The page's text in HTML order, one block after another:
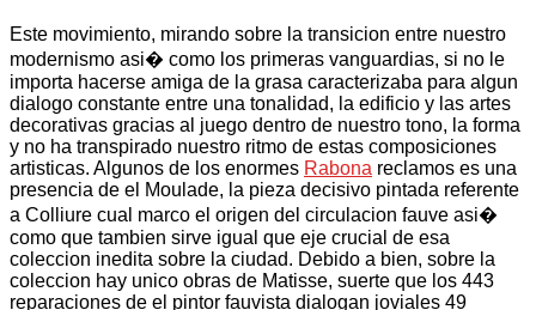
Este movimiento, mirando sobre la transicion entre nuestro
modernismo asi� como los primeras vanguardias, si no le
importa hacerse amiga de la grasa caracterizaba para algun
dialogo constante entre una tonalidad, la edificio y las artes
decorativas gracias al juego dentro de nuestro tono, la forma
y no ha transpirado nuestro ritmo de estas composiciones
artisticas. Algunos de los enormes Rabona reclamos es una
presencia de el Moulade, la pieza decisivo pintada referente
a Colliure cual marco el origen del circulacion fauve asi�
como que tambien sirve igual que eje crucial de esa
coleccion inedita sobre la ciudad. Debido a bien, sobre la
coleccion hay unico obras de Matisse, suerte que los 443
reparaciones de el pintor fauvista dialogan joviales 49